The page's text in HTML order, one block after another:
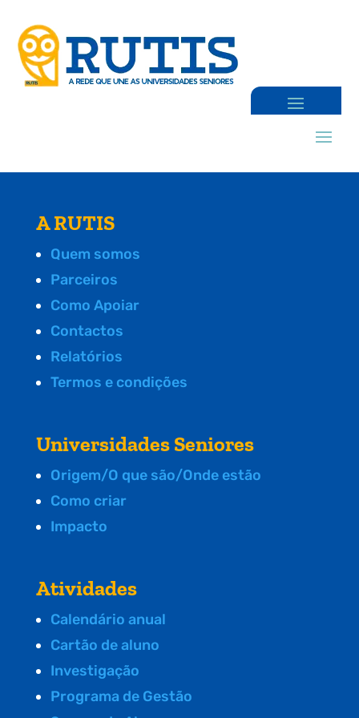
A RUTIS
Quem somos
Parceiros
Como Apoiar
Contactos
Relatórios
Termos e condições
Universidades Seniores
Origem/O que são/Onde estão
Como criar
Impacto
Atividades
Calendário anual
Cartão de aluno
Investigação
Programa de Gestão